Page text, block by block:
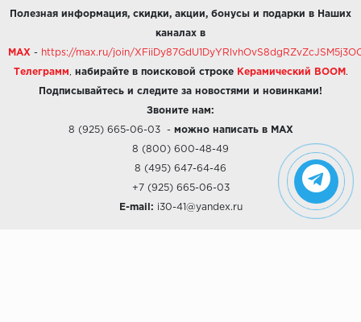
Полезная информация, скидки, акции, бонусы и подарки в Наших
каналах в
MAX - https://max.ru/join/
Телеграмм набирайте в поисковой строке Керамический BOOM .
Подписывайтесь и следите за новостями и новинками!
Звоните нам:
8 (925) 665-06-03- можно написать в MAX
8 (800) 600-48-49
8 (495) 647-64-46
+7 (925) 665-06-03
E-mail: i30-41@yandex.ru